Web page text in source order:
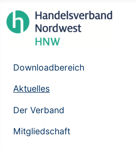
Downloadbereich
Aktuelles
Der Verband
Mitgliedschaft